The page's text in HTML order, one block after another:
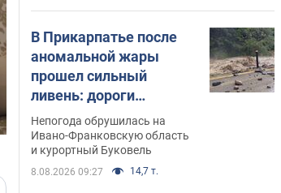
В Прикарпатье после
аномальной жары
прошел сильный
ливень: дороги
превратились в реки.
Видео
Непогода обрушилась на
Ивано-Франковскую область
и курортный Буковель
8.08.2026 09:27 14,7 т.